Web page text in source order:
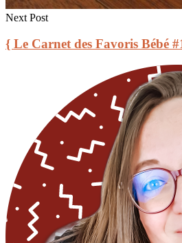
Next Post
{ Le Carnet des Favoris Bébé